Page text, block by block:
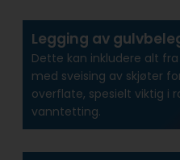
Legging av
Dette kan inkludere alt
med sveising av skjøter
overflate, spesielt viktig i
vanntetting.